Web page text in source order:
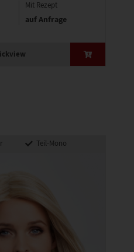
Mit Rezept
auf Anfrage
Teil-Mono